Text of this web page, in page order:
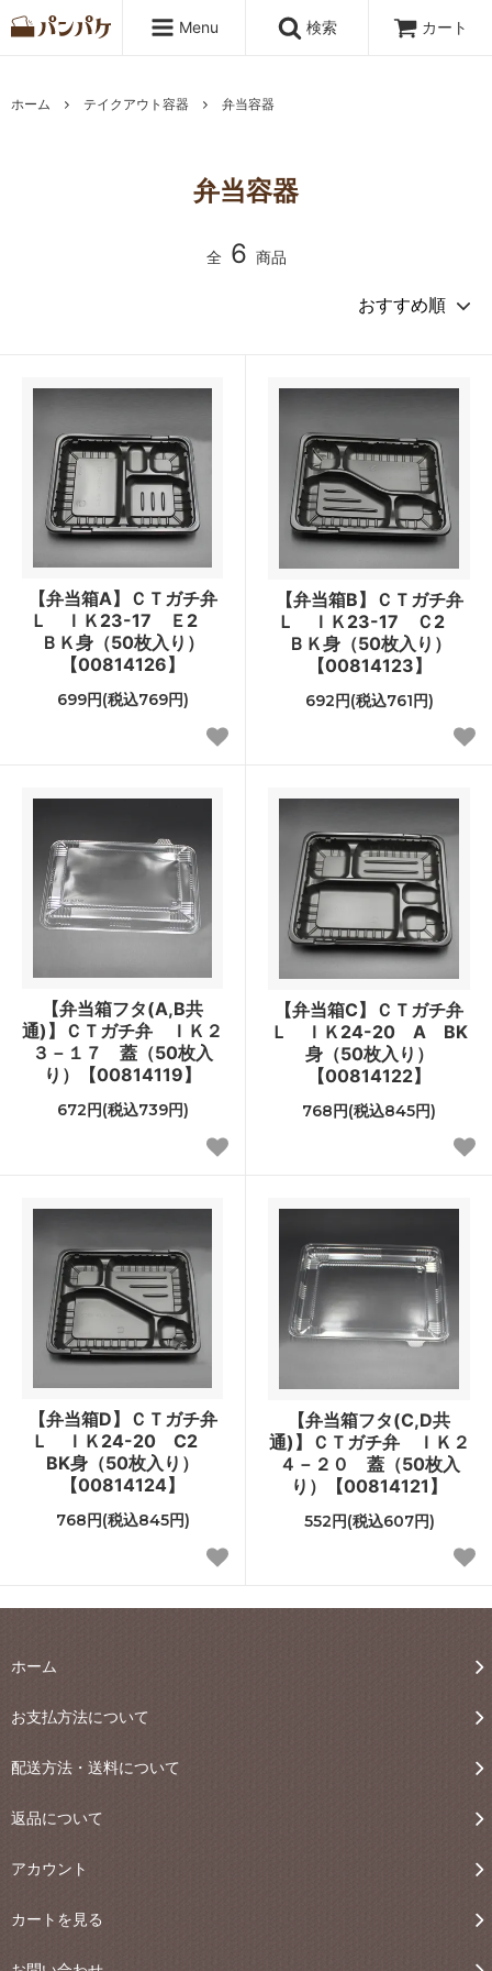
Menu 検索 カート
ホーム テイクアウト容器 弁当容器
弁当容器
全 6 商品
【弁当箱A】ＣＴガチ弁
Ｌ ＩＫ23-17 Ｅ2
ＢＫ身（50枚入り）
【00814126】
699円(税込769円)
【弁当箱B】ＣＴガチ弁
Ｌ ＩＫ23-17 Ｃ2
ＢＫ身（50枚入り）
【00814123】
692円(税込761円)
【弁当箱フタ(A,B共
通)】ＣＴガチ弁 ＩＫ２
３－１７ 蓋（50枚入
り）【00814119】
672円(税込739円)
【弁当箱C】ＣＴガチ弁
Ｌ ＩＫ24-20 A BK
身（50枚入り）
【00814122】
768円(税込845円)
【弁当箱D】ＣＴガチ弁
Ｌ ＩＫ24-20 C2
BK身（50枚入り）
【00814124】
768円(税込845円)
【弁当箱フタ(C,D共
通)】ＣＴガチ弁 ＩＫ２
４－２０ 蓋（50枚入
り）【00814121】
552円(税込607円)
ホーム
お支払方法について
配送方法・送料について
返品について
アカウント
カートを見る